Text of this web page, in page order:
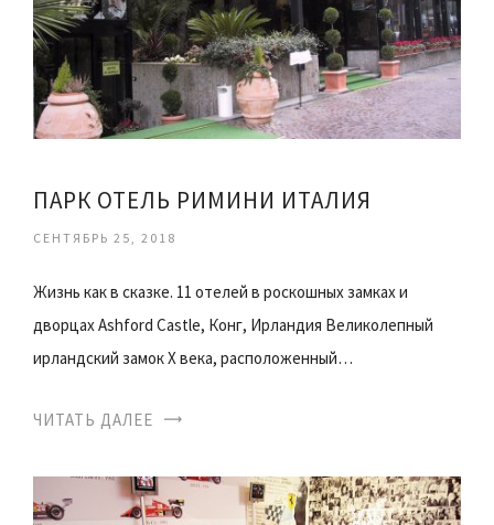
ПАРК ОТЕЛЬ РИМИНИ ИТАЛИЯ
СЕНТЯБРЬ 25, 2018
Жизнь как в сказке. 11 отелей в роскошных замках и
дворцах Ashford Castle, Конг, Ирландия Великолепный
ирландский замок X века, расположенный…
ЧИТАТЬ ДАЛЕЕ